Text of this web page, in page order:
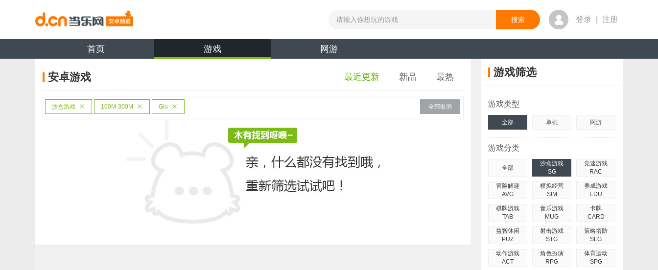
登录 注册
首页 游戏 网游
安卓游戏 最近更新 新品 最热
沙盒游戏 100M-300M Glu 全部取消
游戏筛选
游戏类型
全部 单机 网游
游戏分类
全部
沙盒游戏
SG
竞速游戏
RAC
冒险解谜
AVG
模拟经营
SIM
养成游戏
EDU
棋牌游戏
TAB
音乐游戏
MUG
卡牌
CARD
益智休闲
PUZ
射击游戏
STG
策略塔防
SLG
动作游戏
ACT
角色扮演
RPG
体育运动
SPG